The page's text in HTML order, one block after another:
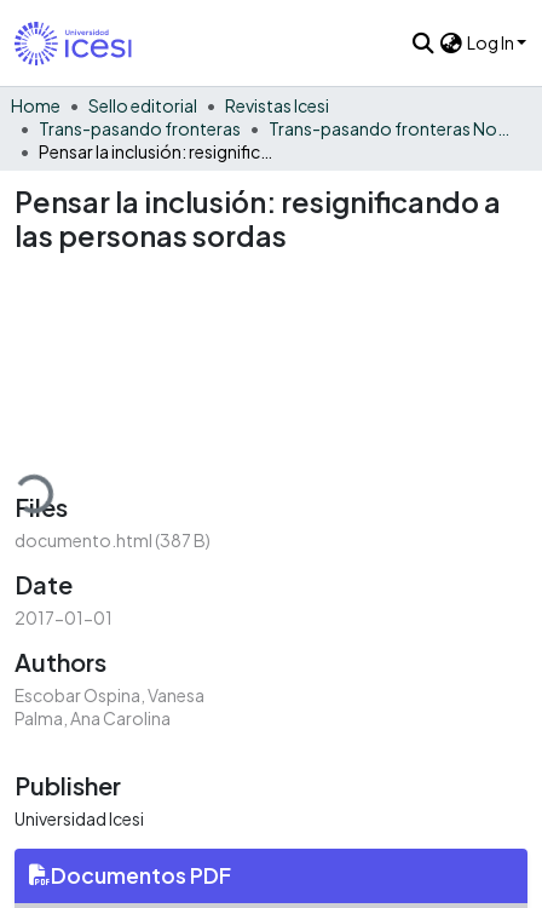
Log In
Home Sello editorial
Revistas Icesi
Trans-pasando fronteras
Pensar la inclusión: resignificando a
las personas sordas
Files
documento.html (387 B)
Date
2017-01-01
Authors
Escobar Ospina, Vanesa
Palma, Ana Carolina
Publisher
Universidad Icesi
Documentos PDF